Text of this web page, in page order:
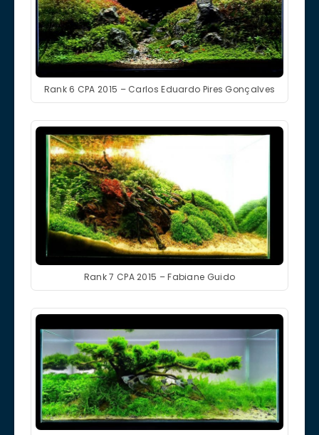
Rank 6 CPA 2015 – Carlos Eduardo Pires Gonçalves
Rank 7 CPA 2015 – Fabiane Guido